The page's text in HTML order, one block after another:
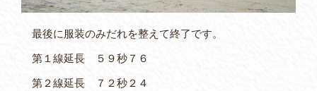
最後に服装のみだれを整えて終了です。
第１線延長 ５９秒７６
第２線延長 ７２秒２４